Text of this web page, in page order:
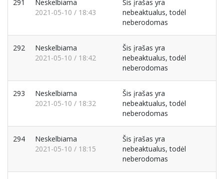
291
Neskelbiama
2021-05-10 / 18:43
Šis įrašas yra
nebeaktualus, todėl
neberodomas
292
Neskelbiama
2021-05-10 / 18:42
Šis įrašas yra
nebeaktualus, todėl
neberodomas
293
Neskelbiama
2021-05-10 / 18:32
Šis įrašas yra
nebeaktualus, todėl
neberodomas
294
Neskelbiama
2021-05-10 / 18:15
Šis įrašas yra
nebeaktualus, todėl
neberodomas